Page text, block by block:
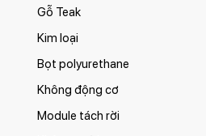
Gỗ Teak
Kim loại
Bọt polyurethane
Không động cơ
Module tách rời